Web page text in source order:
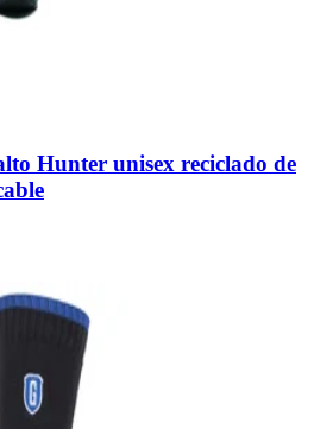
Hunter unisex reciclado de